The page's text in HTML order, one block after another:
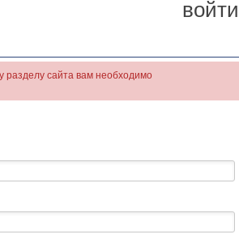
войти
разделу сайта вам необходимо